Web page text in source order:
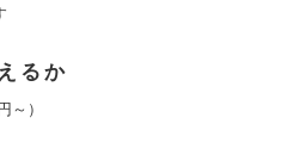
るか
～）